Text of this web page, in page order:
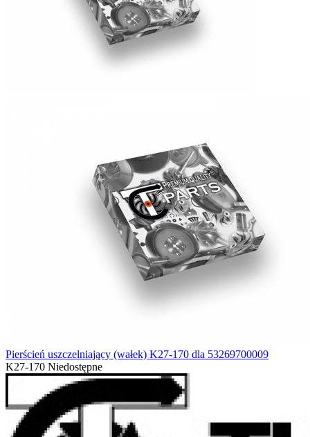
Pierścień uszczelniający (wałek) K27-170 dla 53269700009
K27-170 Niedostępne